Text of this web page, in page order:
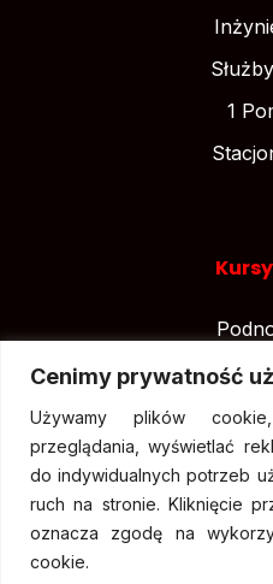
Cenimy prywatność
Używamy plików
przeglądania, wyświetlać
do indywidualnych potrzeb
ruch na stronie. Kliknięcie
oznacza zgodę na
cookie.
1
Wózki